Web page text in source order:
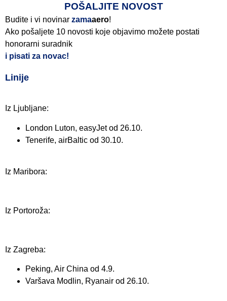
POŠALJITE NOVOST
Budite i vi novinar zamaaero!
Ako pošaljete 10 novosti koje objavimo možete postati
honorarni suradnik
i pisati za novac!
Linije
Iz Ljubljane:
London Luton, easyJet od 26.10.
Tenerife, airBaltic od 30.10.
Iz Maribora:
Iz Portoroža:
Iz Zagreba:
Peking, Air China od 4.9.
Varšava Modlin, Ryanair od 26.10.